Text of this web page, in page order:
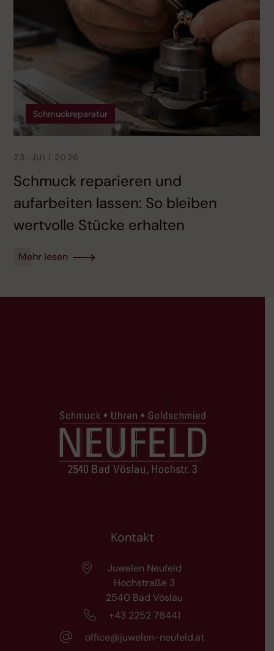
Schmuckreparatur
23. JULI 2026
Schmuck reparieren und
aufarbeiten lassen: So bleiben
wertvolle Stücke erhalten
Mehr lesen
Kontakt
Juwelen Neufeld
Hochstraße 3
2540 Bad Vöslau
+43 2252 76441
office@juwelen-neufeld.at